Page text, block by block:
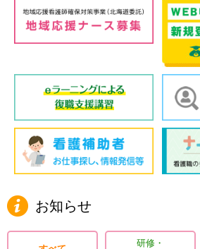
お知らせ
研修・